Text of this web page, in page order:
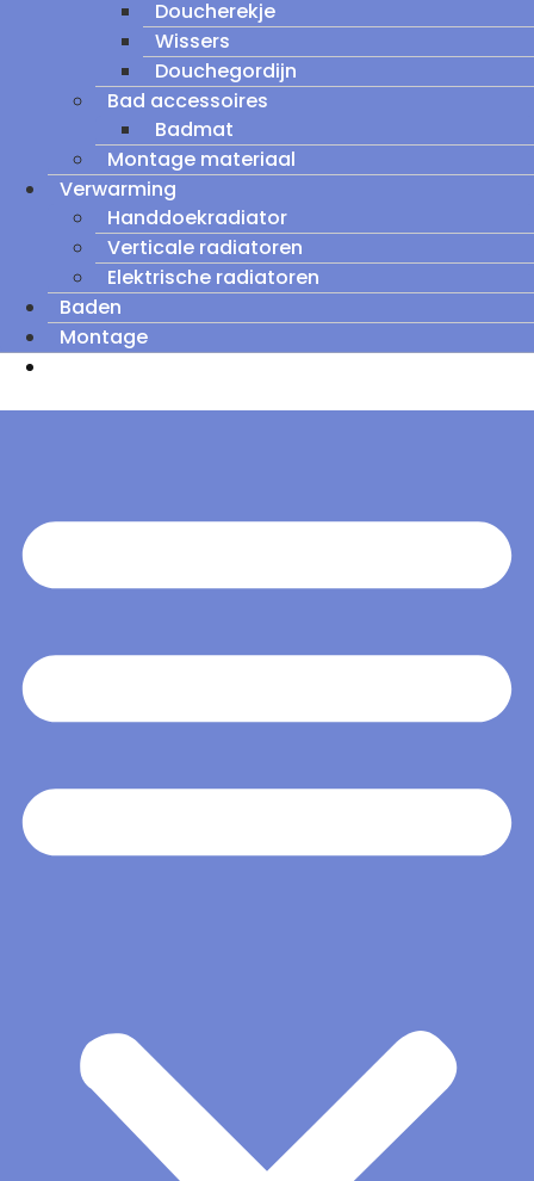
Doucherekje
Wissers
Douchegordijn
Bad accessoires
Badmat
Montage materiaal
Verwarming
Handdoekradiator
Verticale radiatoren
Elektrische radiatoren
Baden
Montage